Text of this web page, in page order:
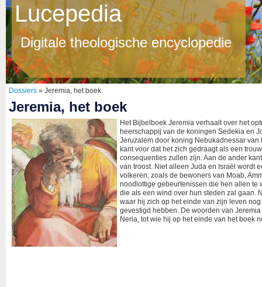
Lucepedia
Digitale theologische encyclopedie
Dossiers » Jeremia, het boek
Jeremia, het boek
Het Bijbelboek Jeremia verhaalt over het
heerschappij van de koningen Sedekia en
Jeruzalem door koning Nebukadnessar
kant voor dat het zich gedraagt als een
consequenties zullen zijn. Aan de ander
van troost. Niet alleen Juda en Israël wordt
volkeren, zoals de bewoners van Moab,
noodlottige gebeurtenissen die hen allen te
die als een wind over hun steden zal gaan.
waar hij zich op het einde van zijn leven
gevestigd hebben. De woorden van
Neria, tot wie hij op het einde van het boek